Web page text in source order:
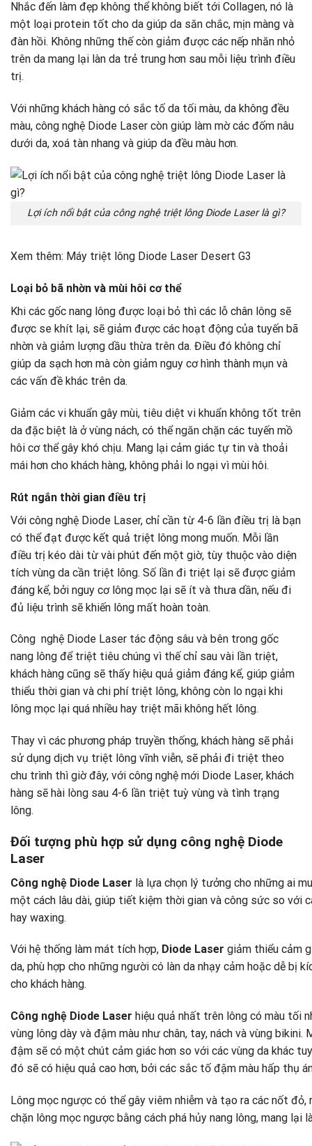
Nhắc đến làm đẹp không thể không biết tới Collagen, nó là
một loại protein tốt cho da giúp da săn chắc, mịn màng và
đàn hồi. Không những thế còn giảm được các nếp nhăn nhỏ
trên da mang lại làn da trẻ trung hơn sau mỗi liệu trình điều
trị.
Với những khách hàng có sắc tố da tối màu, da không đều
màu, công nghệ Diode Laser còn giúp làm mờ các đốm nâu
dưới da, xoá tàn nhang và giúp da đều màu hơn.
Lợi ích nổi bật của công nghệ triệt lông Diode Laser là gì?
Xem thêm: Máy triệt lông Diode Laser Desert G3
Loại bỏ bã nhờn và mùi hôi cơ thể
Khi các gốc nang lông được loại bỏ thì các lỗ chân lông sẽ
được se khít lại, sẽ giảm được các hoạt động của tuyến bã
nhờn và giảm lượng dầu thừa trên da. Điều đó không chỉ
giúp da sạch hơn mà còn giảm nguy cơ hình thành mụn và
các vấn đề khác trên da.
Giảm các vi khuẩn gây mùi, tiêu diệt vi khuẩn không tốt trên
da đặc biệt là ở vùng nách, có thể ngăn chặn các tuyến mồ
hôi cơ thể gây khó chịu. Mang lại cảm giác tự tin và thoải
mái hơn cho khách hàng, không phải lo ngại vì mùi hôi.
Rút ngắn thời gian điều trị
Với công nghệ Diode Laser, chỉ cần từ 4-6 lần điều trị là bạn
có thể đạt được kết quả triệt lông mong muốn. Mỗi lần
điều trị kéo dài từ vài phút đến một giờ, tùy thuộc vào diện
tích vùng da cần triệt lông. Số lần đi triệt lại sẽ được giảm
đáng kể, bởi nguy cơ lông mọc lại sẽ ít và thưa dần, nếu đi
đủ liệu trình sẽ khiến lông mất hoàn toàn.
Công nghệ Diode Laser tác động sâu và bên trong gốc
nang lông để triệt tiêu chúng vì thế chỉ sau vài lần triệt,
khách hàng cũng sẽ thấy hiệu quả giảm đáng kể, giúp giảm
thiểu thời gian và chi phí triệt lông, không còn lo ngại khi
lông mọc lại quá nhiều hay triệt mãi không hết lông.
Thay vì các phương pháp truyền thống, khách hàng sẽ phải
sử dụng dịch vụ triệt lông vĩnh viễn, sẽ phải đi triệt theo
chu trình thì giờ đây, với công nghệ mới Diode Laser, khách
hàng sẽ hài lòng sau 4-6 lần triệt tuỳ vùng và tình trạng
lông.
Đối tượng phù hợp sử dụng công nghệ Diode
Laser
Công nghệ Diode Laser là lựa chọn lý tưởng cho những ai
một cách lâu dài, giúp tiết kiệm thời gian và công sức so với
hay waxing.
Với hệ thống làm mát tích hợp, Diode Laser giảm thiểu cảm
da, phù hợp cho những người có làn da nhạy cảm hoặc dễ bị
cho khách hàng.
Công nghệ Diode Laser hiệu quả nhất trên lông có màu tối
vùng lông dày và đậm màu như chân, tay, nách và vùng bikini.
đậm sẽ có một chút cảm giác hơn so với các vùng da khác
đó sẽ có hiệu quả cao hơn, bởi các sắc tố đậm màu hấp thụ
Lông mọc ngược có thể gây viêm nhiễm và tạo ra các nốt đỏ,
chặn lông mọc ngược bằng cách phá hủy nang lông, mang lại